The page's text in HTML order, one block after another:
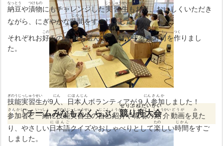
納豆
なっとう
や漬物
つけもの
にもチャレンジした実習生
じっしゅうせい
もおり、おいしくいただき
ながら、にぎやかな時間
じかん
をすごしました。
それぞれお好
この
みの食材
しょくざい
を選
えら
んで、 ＭＹ手巻
てま
き寿司
ずし
を作
つく
りまし
た。
技能実習生
ぎのうじっしゅうせい
が9人
にん
、日本人
にほんじん
ボランティアが９人
にん
参加
さんか
しました！
参加者
さんかしゃ
と一緒
いっしょ
に技能実習生
ぎのうじっしゅうせい
の自己紹介
じこしょうかい
や職場
しょくば
の紹介
しょうかい
動画
どうが
を 見
み
た
り、やさしい日本語
にほんご
クイズやおしゃべりとして楽
たの
しい時間
じかん
をすご
しました。
「チームみなもんくらぶ」競り舟大会
せりぶねたいかい